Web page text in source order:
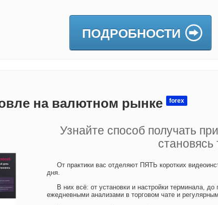
ПОДРОБНОСТИ
на валютном рынке forex
Узнайте способ получать
От практики вас отделяют ПЯТЬ коротких
дня.
В них всё: от установки и настройки терминала,
ежедневными анализами в торговом чате и